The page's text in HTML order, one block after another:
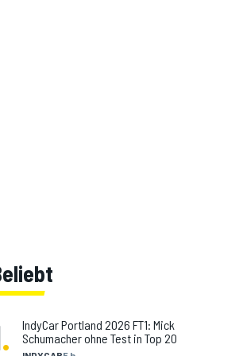
.
IndyCar Portland 2026 FT1: Mick
Schumacher ohne Test in Top 20